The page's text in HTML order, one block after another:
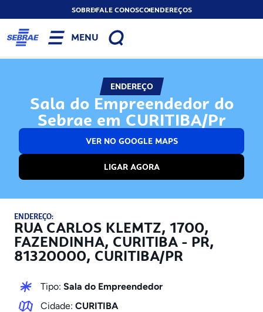
SOBREFALE CONOSCOENDEREÇOS
MENU
ENDEREÇO
Sala do Empreendedor do
Sebrae em CURITIBA/Pr
VER NO GOOGLE MAPS
LIGAR AGORA
ENDEREÇO:
RUA CARLOS KLEMTZ, 1700,
FAZENDINHA, CURITIBA - PR,
81320000, CURITIBA/PR
Tipo: Sala do Empreendedor
Cidade: CURITIBA